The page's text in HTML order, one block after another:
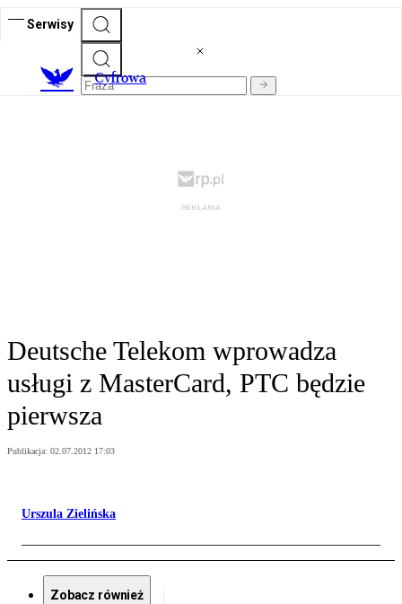
Serwisy
Cyfrowa
Deutsche Telekom wprowadza
usługi z MasterCard, PTC będzie
pierwsza
Publikacja: 02.07.2012 17:03
Urszula Zielińska
Zobacz również